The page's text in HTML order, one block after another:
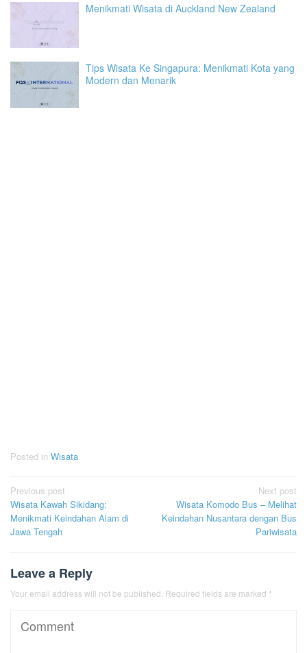
Menikmati Wisata di Auckland New Zealand
Tips Wisata Ke Singapura: Menikmati Kota yang
Modern dan Menarik
Posted in Wisata
Post
navigation
Previous post
Wisata Kawah Sikidang:
Menikmati Keindahan Alam di
Jawa Tengah
Next post
Wisata Komodo Bus – Melihat
Keindahan Nusantara dengan Bus
Pariwisata
Leave a Reply
Your email address will not be published. Required fields are marked *